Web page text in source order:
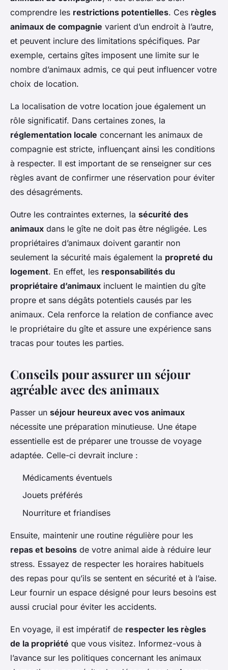
comprendre les restrictions potentielles. Ces règles
animaux de compagnie varient d’un endroit à l’autre,
et peuvent inclure des limitations spécifiques. Par
exemple, certains gîtes imposent une limite sur le
nombre d’animaux admis, ce qui peut influencer votre
choix de location.
La localisation de votre location joue également un
rôle significatif. Dans certaines zones, la
réglementation locale concernant les animaux de
compagnie est stricte, influençant ainsi les conditions
à respecter. Il est important de se renseigner sur ces
règles avant de confirmer une réservation pour éviter
des désagréments.
Outre les contraintes externes, la sécurité des
animaux dans le gîte ne doit pas être négligée. Les
propriétaires d’animaux doivent garantir non
seulement la sécurité mais également la propreté du
logement. En effet, les responsabilités du
propriétaire d’animaux incluent le maintien du gîte
propre et sans dégâts potentiels causés par les
animaux. Cela renforce la relation de confiance avec
le propriétaire du gîte et assure une expérience sans
tracas pour toutes les parties.
Conseils pour assurer un séjour
agréable avec des animaux
Passer un séjour heureux avec vos animaux
nécessite une préparation minutieuse. Une étape
essentielle est de préparer une trousse de voyage
adaptée. Celle-ci devrait inclure :
Médicaments éventuels
Jouets préférés
Nourriture et friandises
Ensuite, maintenir une routine régulière pour les
repas et besoins de votre animal aide à réduire leur
stress. Essayez de respecter les horaires habituels
des repas pour qu’ils se sentent en sécurité et à l’aise.
Leur fournir un espace désigné pour leurs besoins est
aussi crucial pour éviter les accidents.
En voyage, il est impératif de respecter les règles
de la propriété que vous visitez. Informez-vous à
l’avance sur les politiques concernant les animaux